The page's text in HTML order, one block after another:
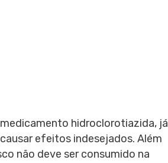
hidroclorotiazida, já
efeitos indesejados. Além
não deve ser consumido na